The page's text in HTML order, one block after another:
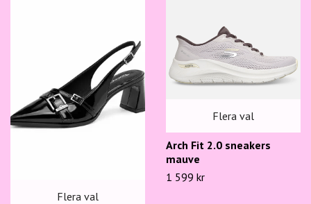
Flera val
Flera val
Arch Fit 2.0 sneakers
mauve
1 599 kr